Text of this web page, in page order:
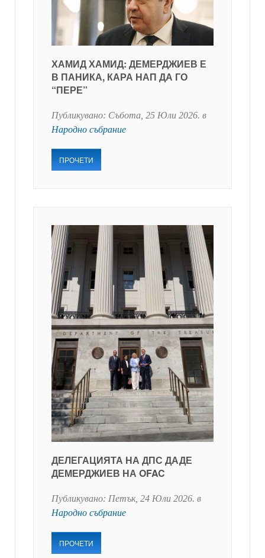
ХАМИД ХАМИД: ДЕМЕРДЖИЕВ Е
В ПАНИКА, КАРА НАП ДА ГО
“ПЕРЕ”
Публикувано: Събота, 25 Юли 2026. в
Народно събрание
ПРОЧЕТИ
ДЕЛЕГАЦИЯТА НА ДПС ДАДЕ
ДЕМЕРДЖИЕВ НА OFAC
Публикувано: Петък, 24 Юли 2026. в
Народно събрание
ПРОЧЕТИ